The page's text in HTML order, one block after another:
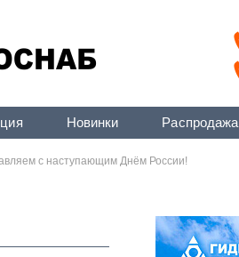
Новинки Распродажа
с наступающим Днём России!
с Международным
техники в любых
с Днём защитника